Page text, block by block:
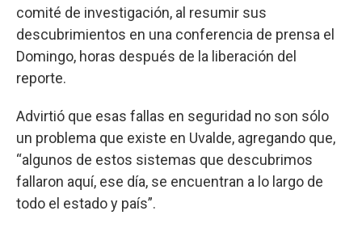
comité de investigación, al resumir sus
descubrimientos en una conferencia de prensa el
Domingo, horas después de la liberación del
reporte.
Advirtió que esas fallas en seguridad no son sólo
un problema que existe en Uvalde, agregando que,
“algunos de estos sistemas que descubrimos
fallaron aquí, ese día, se encuentran a lo largo de
todo el estado y país”.